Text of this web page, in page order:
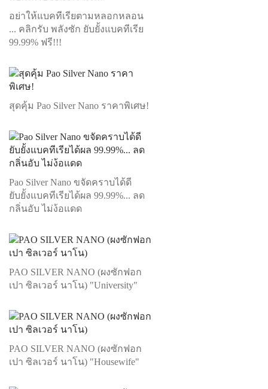
อย่าให้แบคทีเรียตามหลอกหลอน
... คลิกรับ พลังซัก ยับยั้งแบคทีเรีย
99.99% ฟรี!!!
สุดคุ้ม Pao Silver Nano ราคาพิเศษ!
Pao Silver Nano ขจัดคราบได้ดี
ยับยั้งแบคทีเรียได้ผล 99.99%... ลด
กลิ่นอับ ไม่ง้อแดด
PAO SILVER NANO (ผงซักฟอก
เปา ซิลเวอร์ นาโน) "University"
PAO SILVER NANO (ผงซักฟอก
เปา ซิลเวอร์ นาโน) "Housewife"